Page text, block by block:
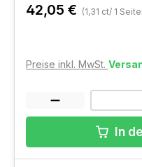
42,05 € (1,31 ct/ 1
Preise inkl. MwSt.
In